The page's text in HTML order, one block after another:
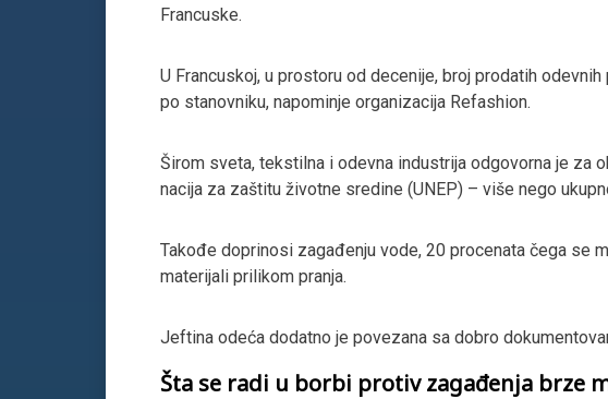
Francuske.
U Francuskoj, u prostoru od decenije, broj prodatih
po stanovniku, napominje organizacija Refashion.
Širom sveta, tekstilna i odevna industrija odgovorna je za
nacija za zaštitu životne sredine (UNEP) – više nego
Takođe doprinosi zagađenju vode, 20 procenata čega se
materijali prilikom pranja.
Jeftina odeća dodatno je povezana sa dobro
Šta se radi u borbi protiv zagađenja brze